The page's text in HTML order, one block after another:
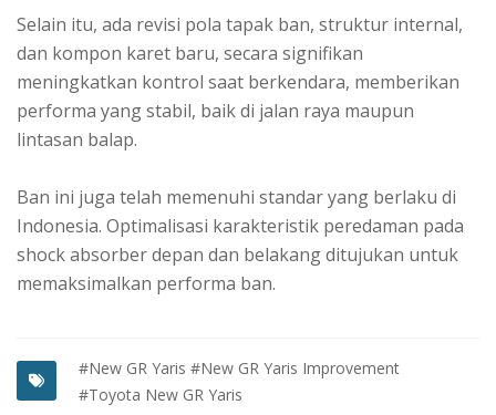
Selain itu, ada revisi pola tapak ban, struktur internal,
dan kompon karet baru, secara signifikan
meningkatkan kontrol saat berkendara, memberikan
performa yang stabil, baik di jalan raya maupun
lintasan balap.
Ban ini juga telah memenuhi standar yang berlaku di
Indonesia. Optimalisasi karakteristik peredaman pada
shock absorber depan dan belakang ditujukan untuk
memaksimalkan performa ban.
#New GR Yaris #New GR Yaris Improvement
#Toyota New GR Yaris